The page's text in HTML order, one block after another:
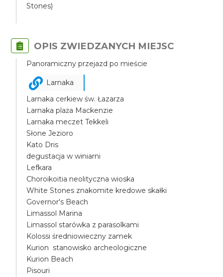
Stones)
OPIS ZWIEDZANYCH MIEJSC
Panoramiczny przejazd po mieście
Larnaka
Larnaka cerkiew św. Łazarza
Larnaka plaża Mackenzie
Larnaka meczet Tekkeli
Słone Jezioro
Kato Dris
degustacja w winiarni
Lefkara
Choroikoitia neolityczna wioska
White Stones znakomite kredowe skałki
Governor's Beach
Limassol Marina
Limassol starówka z parasolkami
Kolossi średniowieczny zamek
Kurion stanowisko archeologiczne
Kurion Beach
Pisouri